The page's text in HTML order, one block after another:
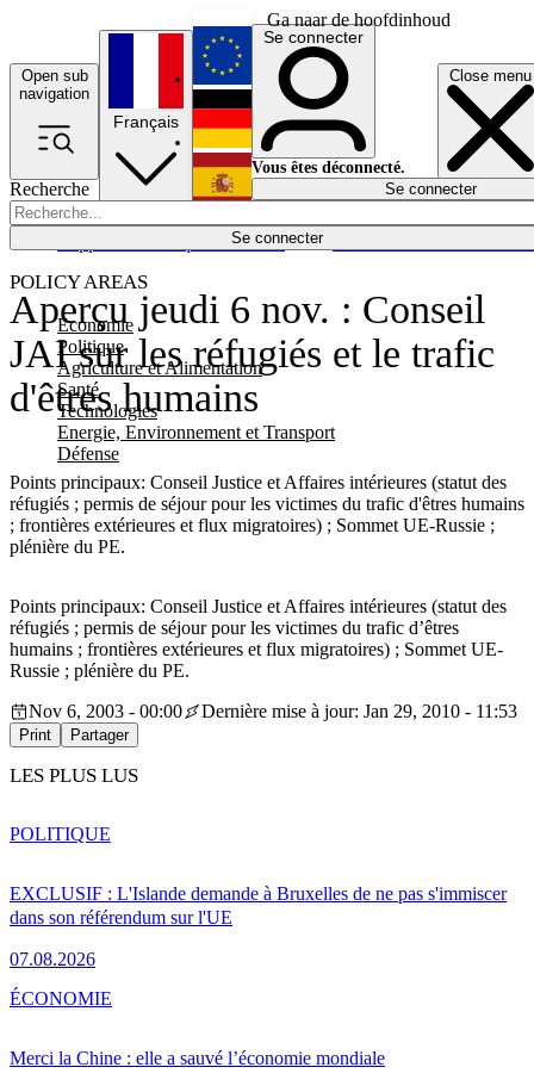
Ga naar de hoofdinhoud
Open sub
navigation
Close menu
Recherche
Se connecter
POLICY AREAS
Economie
Politique
Agriculture et Alimentation
Santé
Technologies
Energie, Environnement et Transport
Défense
Économie
Français
English
Deutsch
Español
Se connecter
Vous êtes déconnecté.
Se connecter
Aperçu jeudi 6 nov. : Conseil
JAI sur les réfugiés et le trafic
d'êtres humains
Points principaux: Conseil Justice et Affaires intérieures (statut des
réfugiés ; permis de séjour pour les victimes du trafic d'êtres humains
; frontières extérieures et flux migratoires) ; Sommet UE-Russie ;
plénière du PE.
Points principaux: Conseil Justice et Affaires intérieures (statut des
réfugiés ; permis de séjour pour les victimes du trafic d’êtres
humains ; frontières extérieures et flux migratoires) ; Sommet UE-
Russie ; plénière du PE.
Nov 6, 2003 - 00:00
Dernière mise à jour: Jan 29, 2010 - 11:53
Print Partager
LES PLUS LUS
EXCLUSIF : L'Islande demande à Bruxelles de ne pas s'immiscer
dans son référendum sur l'UE
07.08.2026
POLITIQUE
Merci la Chine : elle a sauvé l’économie mondiale
ÉCONOMIE